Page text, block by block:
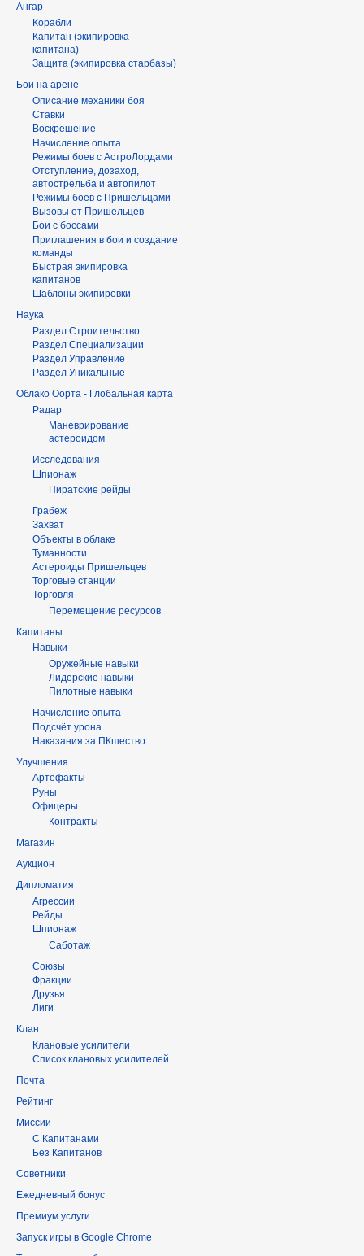
Ангар
Корабли
Капитан (экипировка
капитана)
Защита (экипировка старбазы)
Бои на арене
Описание механики боя
Ставки
Воскрешение
Начисление опыта
Режимы боев с АстроЛордами
Отступление, дозаход,
автострельба и автопилот
Режимы боев с Пришельцами
Вызовы от Пришельцев
Бои с боссами
Приглашения в бои и создание
команды
Быстрая экипировка
капитанов
Шаблоны экипировки
Наука
Раздел Строительство
Раздел Специализации
Раздел Управление
Раздел Уникальные
Облако Оорта - Глобальная карта
Радар
Маневрирование
астероидом
Исследования
Шпионаж
Пиратские рейды
Грабеж
Захват
Объекты в облаке
Туманности
Астероиды Пришельцев
Торговые станции
Торговля
Перемещение ресурсов
Капитаны
Навыки
Оружейные навыки
Лидерские навыки
Пилотные навыки
Начисление опыта
Подсчёт урона
Наказания за ПКшество
Улучшения
Артефакты
Руны
Офицеры
Контракты
Магазин
Аукцион
Дипломатия
Агрессии
Рейды
Шпионаж
Саботаж
Союзы
Фракции
Друзья
Лиги
Клан
Клановые усилители
Список клановых усилителей
Почта
Рейтинг
Миссии
С Капитанами
Без Капитанов
Советники
Ежедневный бонус
Премиум услуги
Запуск игры в Google Chrome